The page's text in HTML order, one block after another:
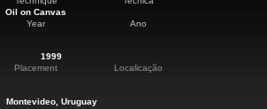
Oil on Canvas
Year Ano
1999
Placement Localicação
Montevideo, Uruguay